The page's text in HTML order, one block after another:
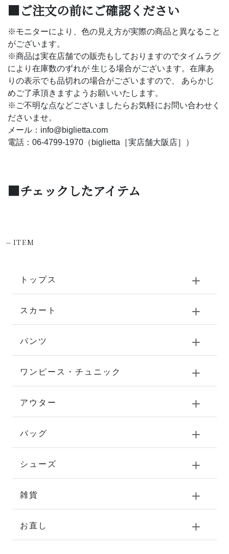
■ご注文の前にご確認ください
※モニターにより、色の見え方が実際の商品と異なること
がございます。
※商品は実在店舗での販売もしておりますのでタイムラグ
により在庫数のずれが 生じる場合がございます。在庫あ
りの表示でも品切れの場合がございますので、 あらかじ
めご了承頂きますようお願いいたします。
※ご不明な点などございましたらお気軽にお問い合わせく
ださいませ。
メール：info@biglietta.com
電話：06-4799-1970（biglietta［実店舗大阪店］）
■チェックしたアイテム
-ITEM
トップス
スカート
パンツ
ワンピース・チュニック
アウター
バッグ
シューズ
雑貨
お直し